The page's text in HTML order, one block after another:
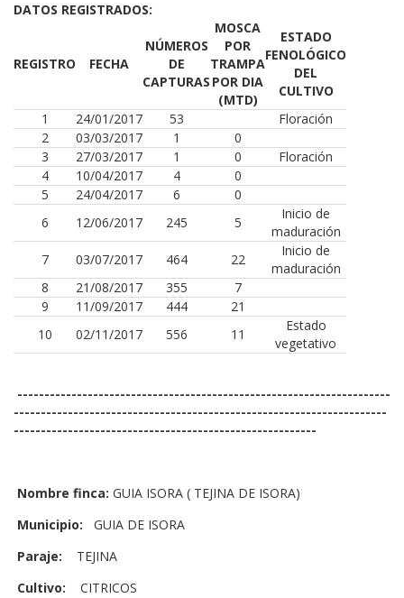
DATOS REGISTRADOS:
REGISTRO FECHA
NÚMEROS
DE
CAPTURAS
MOSCA
POR
TRAMPA
POR DIA
(MTD)
ESTADO
FENOLÓGICO
DEL
CULTIVO
1
24/01/2017 53
Floración
2
03/03/2017 1
0
3
27/03/2017 1 0
Floración
4
10/04/2017 4
0
5
24/04/2017 6
0
6
12/06/2017 245 5
Inicio de
maduración
7
03/07/2017 464 22
Inicio de
maduración
8
21/08/2017 355
7
9
11/09/2017 444
21
10
02/11/2017 556 11
Estado
vegetativo
---------------------------------------------------------------------
---------------------------------------------------------------------
--------------------------------------------------------
Nombre finca: GUIA ISORA ( TEJINA DE ISORA)
Municipio:
GUIA DE ISORA
Paraje:
TEJINA
Cultivo:
CITRICOS